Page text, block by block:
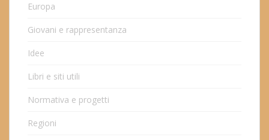
Europa
Giovani e rappresentanza
Idee
Libri e siti utili
Normativa e progetti
Regioni